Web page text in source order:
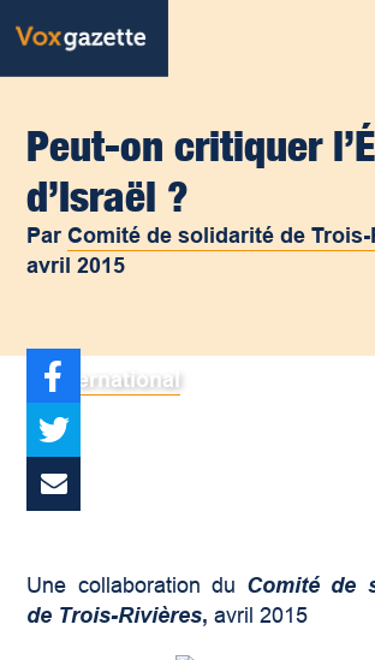
Peut-on critiquer
d’Israël ?
ParComité de solidarité de
avril 2015
International
Une collaboration du Comité de
de Trois-Rivières, avril 2015